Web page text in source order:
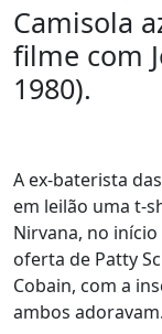
Camisola
filme com
1980).
A ex-baterista
em leilão uma t-
Nirvana, no
oferta de Patty
Cobain, com a
ambos adoravam.